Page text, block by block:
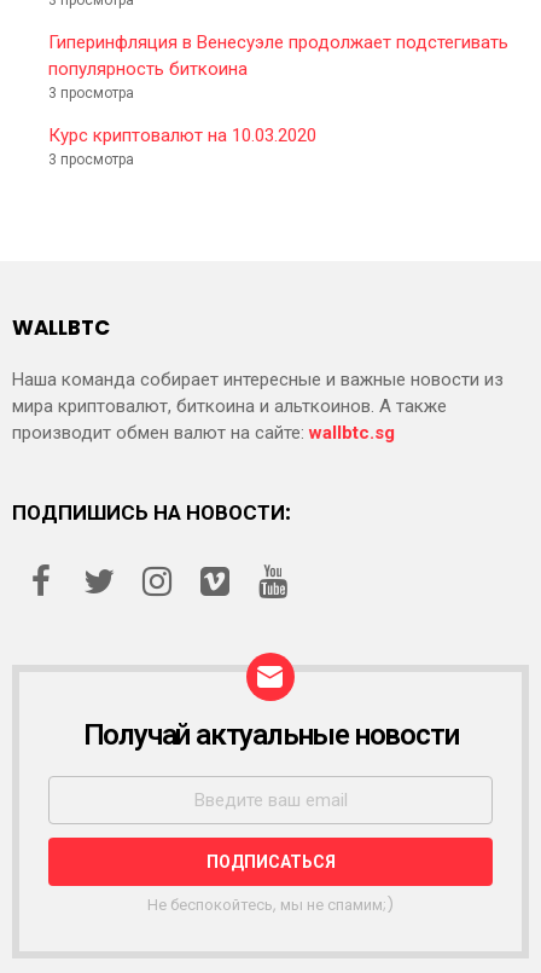
Гиперинфляция в Венесуэле продолжает подстегивать
популярность биткоина
3 просмотра
Курс криптовалют на 10.03.2020
3 просмотра
WALLBTC
Наша команда собирает интересные и важные новости из
мира криптовалют, биткоина и альткоинов. А также
производит обмен валют на сайте:wallbtc.sg
ПОДПИШИСЬ НА НОВОСТИ:
С
Ы
К
Получай актуальные новости
Не беспокойтесь, мы не спамим;)